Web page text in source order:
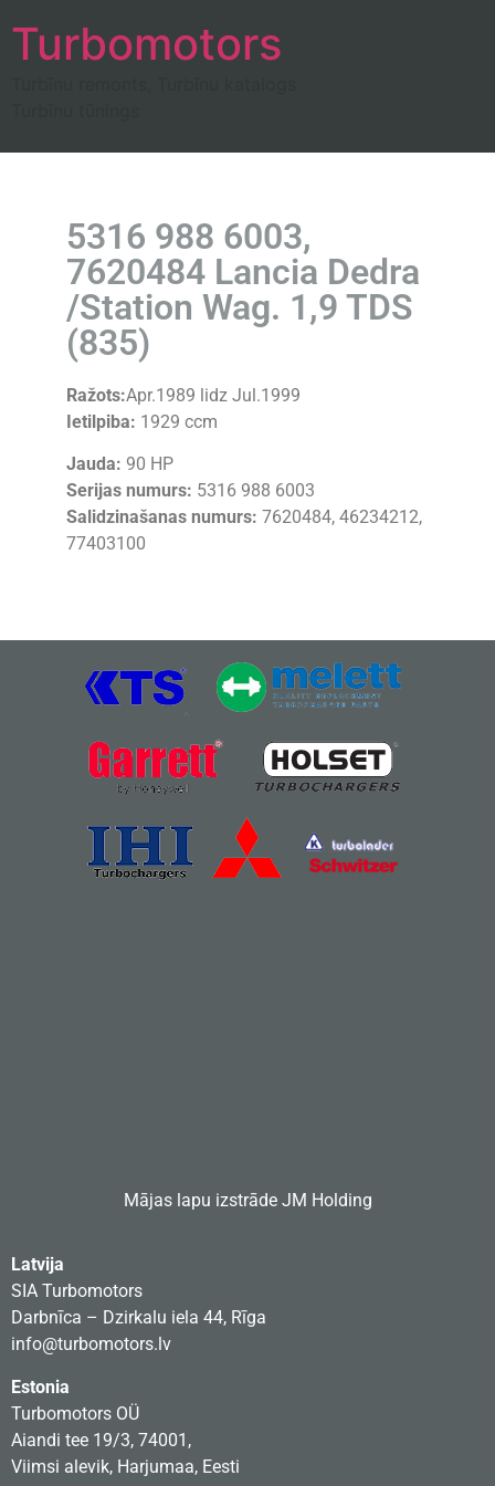
Turbomotors
5316 988 6003,
7620484 Lancia Dedra
/Station Wag. 1,9 TDS
(835)
Ražots:Apr.1989 lidz Jul.1999
Ietilpiba: 1929 ccm
Jauda: 90 HP
Serijas numurs: 5316 988 6003
Salidzinašanas numurs: 7620484, 46234212,
77403100
Mājas lapu izstrādeJM Holding
Latvija
SIA Turbomotors
Darbnīca – Dzirkalu iela 44, Rīga
info@turbomotors.lv
Estonia
Turbomotors OÜ
Aiandi tee 19/3, 74001,
Viimsi alevik, Harjumaa, Eesti